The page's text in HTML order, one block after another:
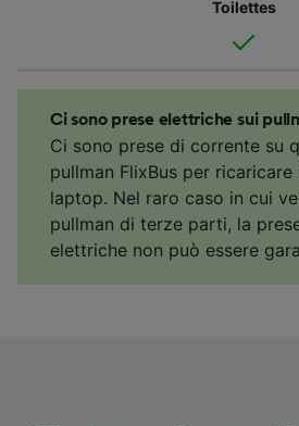
Toilettes
Ci sono prese elettriche sui
Ci sono prese di corrente su
pullman FlixBus per
laptop. Nel raro caso in cui
pullman di terze parti, la
elettriche non può essere